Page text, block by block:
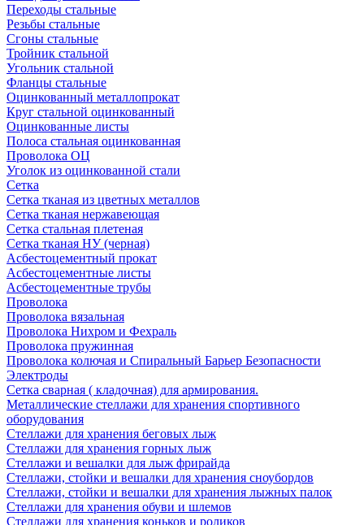
Переходы стальные
Резьбы стальные
Сгоны стальные
Тройник стальной
Угольник стальной
Фланцы стальные
Оцинкованный металлопрокат
Круг стальной оцинкованный
Оцинкованные листы
Полоса стальная оцинкованная
Проволока ОЦ
Уголок из оцинкованной стали
Сетка
Сетка тканая из цветных металлов
Сетка тканая нержавеющая
Сетка стальная плетеная
Сетка тканая НУ (черная)
Асбестоцементный прокат
Асбестоцементные листы
Асбестоцементные трубы
Проволока
Проволока вязальная
Проволока Нихром и Фехраль
Проволока пружинная
Проволока колючая и Спиральный Барьер Безопасности
Электроды
Сетка сварная ( кладочная) для армирования.
Металлические стеллажи для хранения спортивного
оборудования
Стеллажи для хранения беговых лыж
Стеллажи для хранения горных лыж
Стеллажи и вешалки для лыж фрирайда
Стеллажи, стойки и вешалки для хранения сноубордов
Стеллажи, стойки и вешалки для хранения лыжных палок
Стеллажи для хранения обуви и шлемов
Стеллажи для хранения коньков и роликов